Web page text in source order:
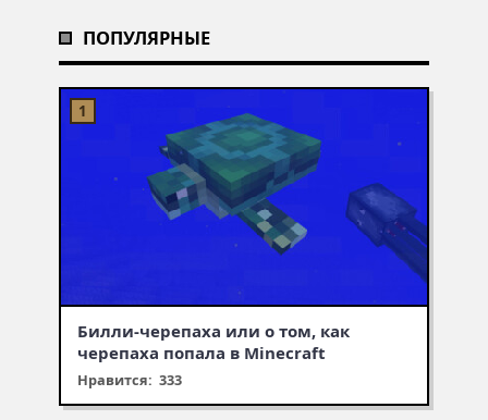
ПОПУЛЯРНЫЕ
Билли-черепаха или о том, как
черепаха попала в Minecraft
Нравится: 333